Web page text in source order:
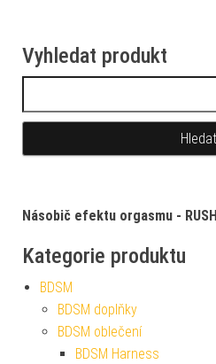
Vyhledat produkt
Násobič efektu orgasmu - RUSH
Kategorie produktu
BDSM
BDSM doplňky
BDSM oblečení
BDSM Harness